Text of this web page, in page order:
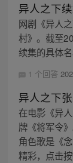
异人之下
网剧《异人
村》。截至
续集的具体名
1 个回答
异人之下
在电影《异
牌《将军令
角色歌是《
精彩，点击